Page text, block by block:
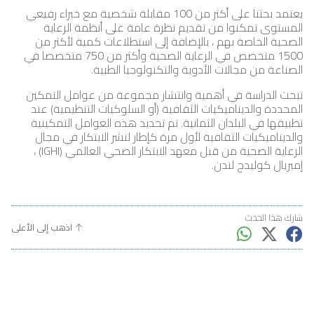
يعتمد بحثنا على أكثر من 100 مقابلة شخصية مع خبراء رفيعي
المستوى تمكنوا من تقديم نظرة عامة على أنظمة الرعاية
الصحية الخاصة بهم ، بالإضافة إلى استطلاعات كمية لأكثر من
1500 متخصص في الرعاية الصحية وأكثر من 750 متخصصا في
الصناعة من مجالات الأدوية والتكنولوجيا الطبية.
تبحث الدراسة في أهمية وانتشار مجموعة من عوامل التمكين
المحددة والديناميكيات الثقافية (أو السلوكيات التنظيمية) عند
تطبيقها في البلدان الثمانية. تم تحديد هذه العوامل التمكينية
والديناميكيات الثقافية لأول مرة كإطار لنشر الابتكار في مجال
الرعاية الصحية من قبل معهد الابتكار الصحي العالمي (IGHI) ،
إمبريال كوليدج لندن.
شارك هذا الحدث
اذهب إلى الأعلى